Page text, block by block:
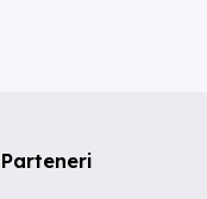
Parteneri